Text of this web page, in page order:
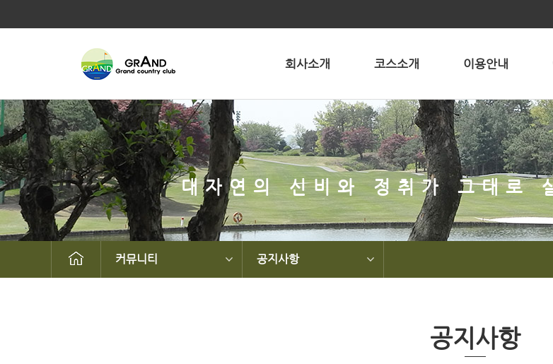
회사소개 코스소개 이용안내
대자연의 신비와 정취가 그대로
커뮤니티 공지사항
공지사항